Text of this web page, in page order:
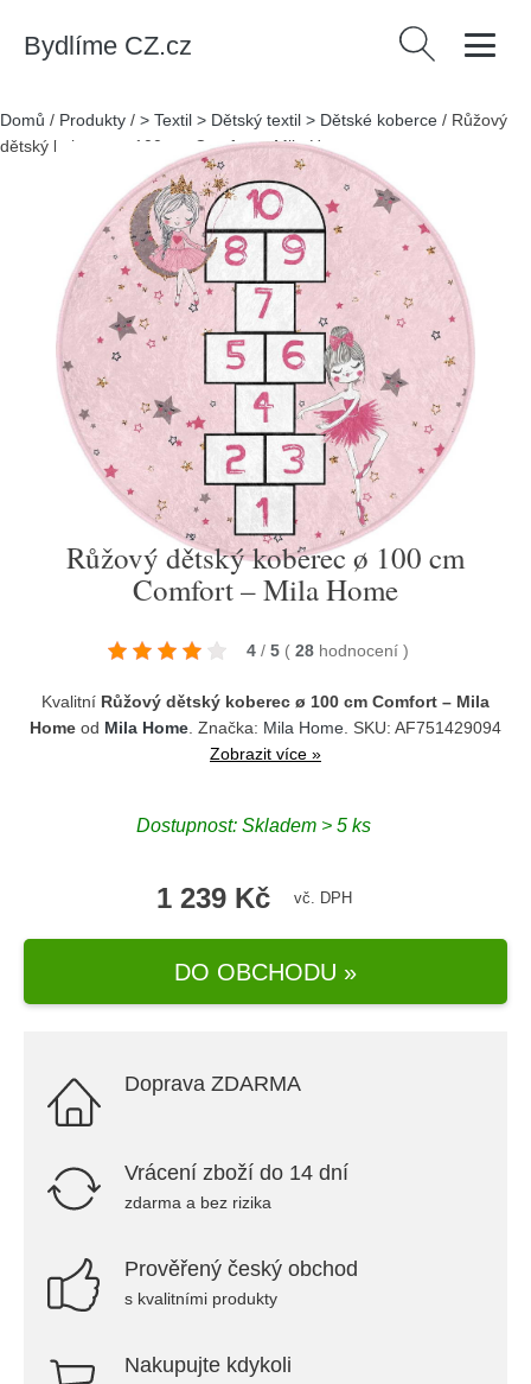
Bydlíme CZ.cz Vyhledávání
Domů / Produkty / > Textil > Dětský textil > Dětské koberce / Růžový
dětský koberec ø 100 cm Comfort – Mila Home
Růžový dětský koberec ø 100 cm
Comfort – Mila Home
4 / 5 ( 28 hodnocení )
Kvalitní Růžový dětský koberec ø 100 cm Comfort – Mila
Home od Mila Home . Značka: Mila Home . SKU: AF751429094
Zobrazit více »
Dostupnost: Skladem > 5 ks
1 239 Kč vč. DPH
DO OBCHODU »
Doprava ZDARMA
Vrácení zboží do 14 dní
zdarma a bez rizika
Prověřený český obchod
s kvalitními produkty
Nakupujte kdykoli